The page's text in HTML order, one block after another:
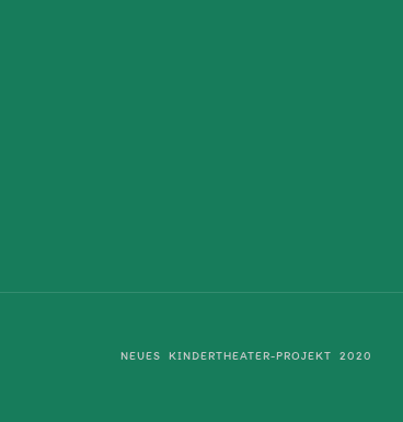
NEUES KINDERTHEATER-PROJEKT 2020